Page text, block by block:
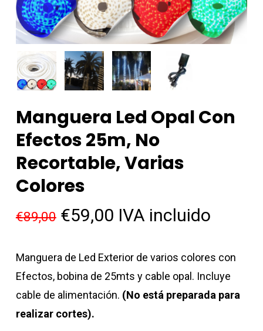
Manguera Led Opal Con
Efectos 25m, No
Recortable, Varias
Colores
€89,00 El
original
era:
€89,00.
€59,00El
actual
es:
€59,00.
IVA incluido
Manguera de Led Exterior de varios colores con
Efectos, bobina de 25mts y cable opal. Incluye
cable de alimentación. (No está preparada para
realizar cortes).